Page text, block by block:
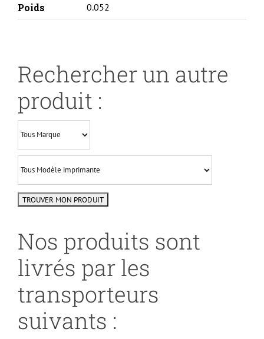
Poids 0.052
Rechercher un autre
produit :
Nos produits sont
livrés par les
transporteurs
suivants :